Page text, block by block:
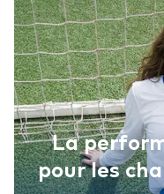
La
pour les